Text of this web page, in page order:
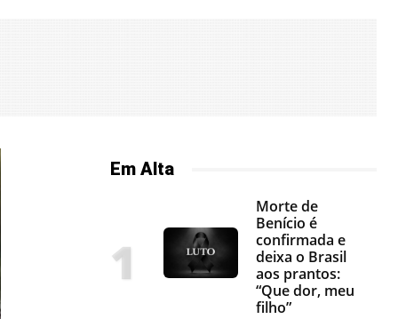
Em Alta
Morte de
Benício é
confirmada e
deixa o Brasil
aos prantos:
“Que dor, meu
filho”